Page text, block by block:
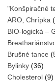
"Konšpiračné
ARO, Chrípka
BIO-logická –
Brušné tance
Bylinky (36)
Cholesterol (9)